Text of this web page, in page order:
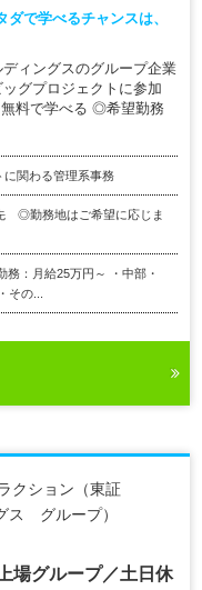
ダで学べるチャンスは、
ィングスのグループ企業
グプロジェクトに参加
料で学べる ◎希望勤務
関わる管理系事務
◎勤務地はご希望に応じま
務：月給25万円～ ・中部・
その...
クション（東証
ス グループ）
場グループ／土日休